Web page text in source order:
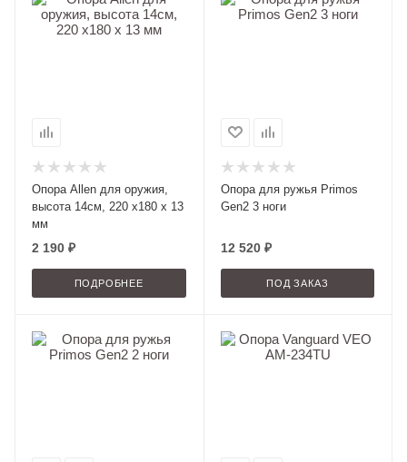
Опора Allen для оружия,
высота 14см, 220 х180 х 13
мм
2 190 ₽
ПОДРОБНЕЕ
Опора для ружья Primos
Gen2 3 ноги
12 520₽
ПОД ЗАКАЗ